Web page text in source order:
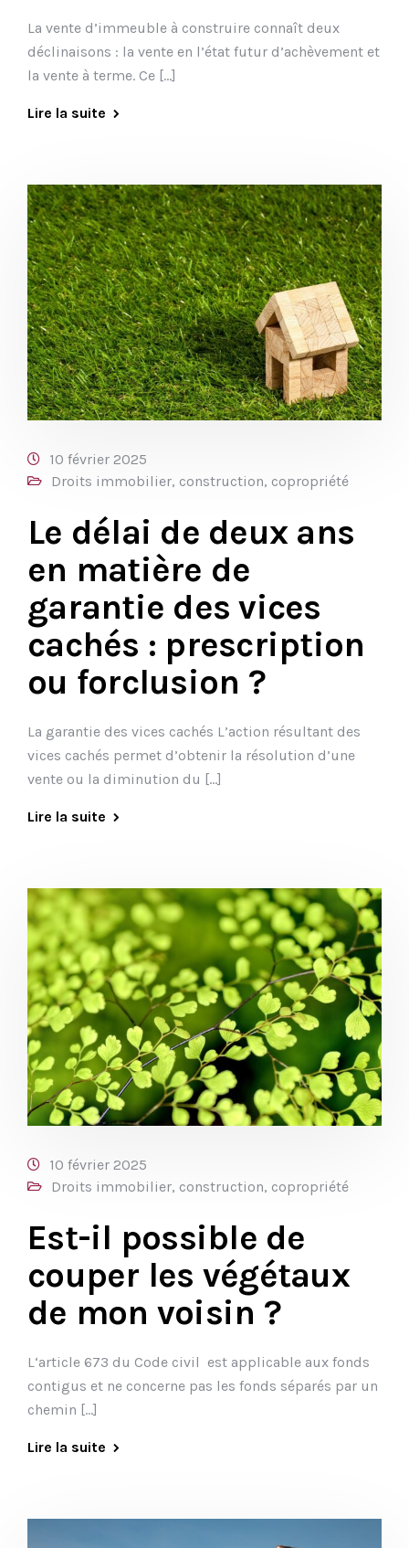
La vente d’immeuble à construire connaît deux
déclinaisons : la vente en l’état futur d’achèvement et
la vente à terme. Ce […]
Lire la suite
10 février 2025
Droits immobilier, construction, copropriété
Le délai de deux ans
en matière de
garantie des vices
cachés : prescription
ou forclusion ?
La garantie des vices cachés L’action résultant des
vices cachés permet d’obtenir la résolution d’une
vente ou la diminution du […]
Lire la suite
10 février 2025
Droits immobilier, construction, copropriété
Est-il possible de
couper les végétaux
de mon voisin ?
L‘article 673 du Code civil est applicable aux fonds
contigus et ne concerne pas les fonds séparés par un
chemin […]
Lire la suite